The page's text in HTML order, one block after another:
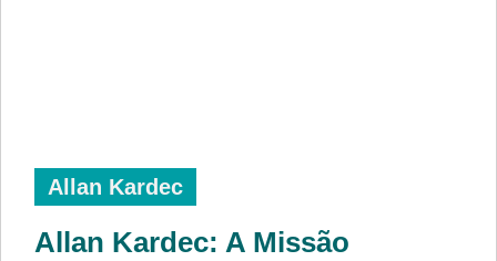
Allan Kardec
Allan Kardec: A Missão